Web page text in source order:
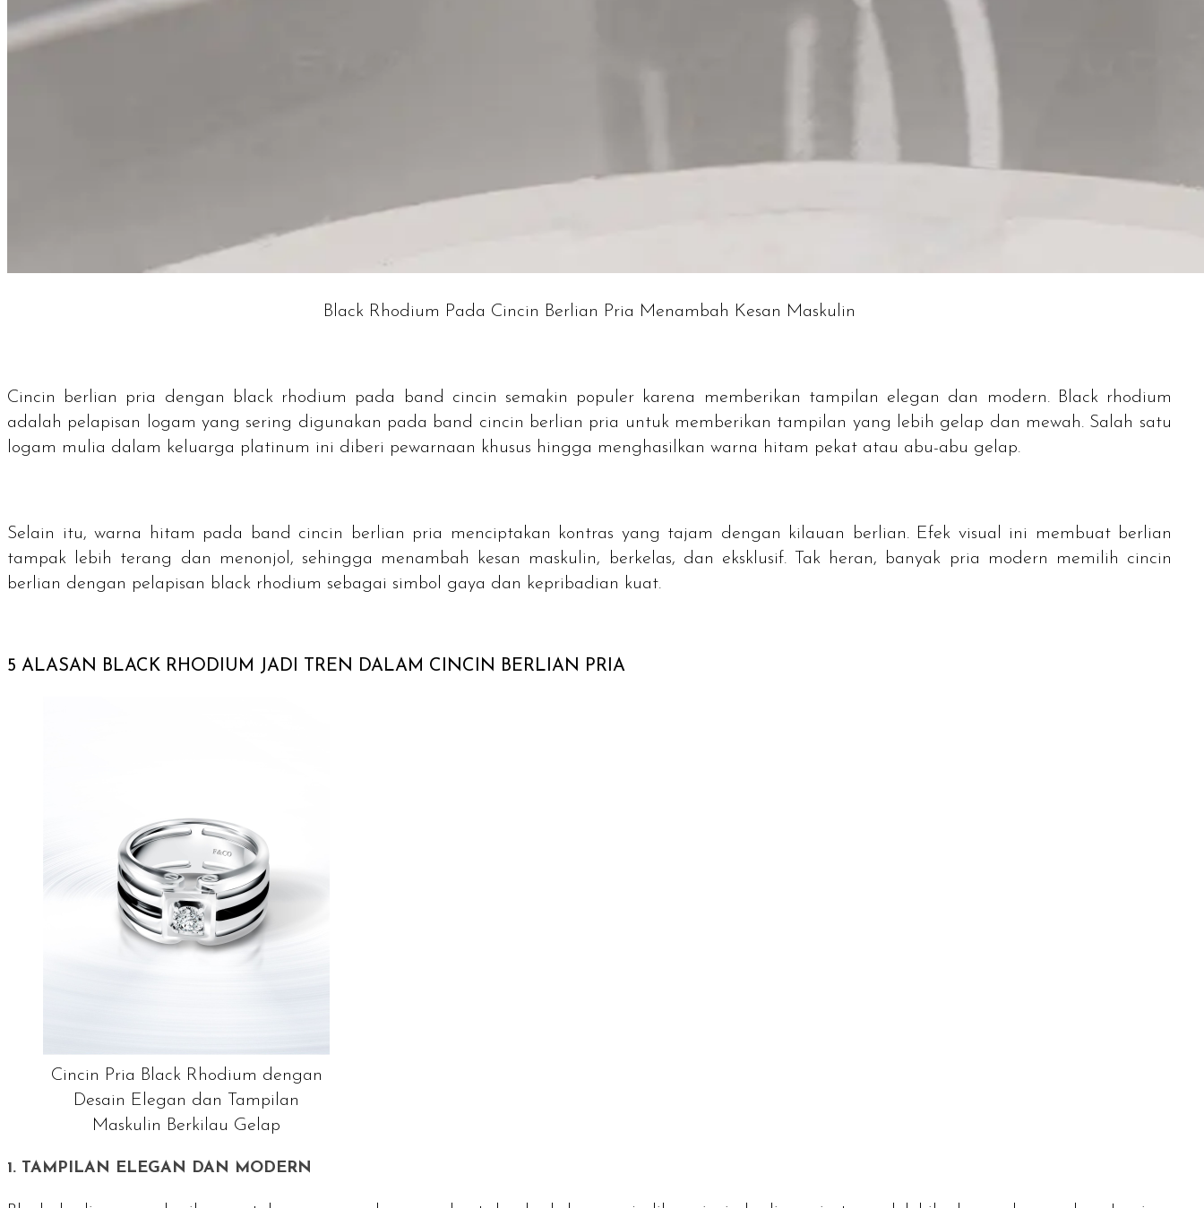
Black Rhodium Pada Cincin Berlian Pria Menambah Kesan Maskulin
Cincin berlian pria dengan black rhodium pada band cincin semakin populer karena memberikan tampilan elegan dan modern. Black rhodium
adalah pelapisan logam yang sering digunakan pada band cincin berlian pria untuk memberikan tampilan yang lebih gelap dan mewah. Salah satu
logam mulia dalam keluarga platinum ini diberi pewarnaan khusus hingga menghasilkan warna hitam pekat atau abu-abu gelap.
Selain itu, warna hitam pada band cincin berlian pria menciptakan kontras yang tajam dengan kilauan berlian. Efek visual ini membuat berlian
tampak lebih terang dan menonjol, sehingga menambah kesan maskulin, berkelas, dan eksklusif. Tak heran, banyak pria modern memilih cincin
berlian dengan pelapisan black rhodium sebagai simbol gaya dan kepribadian kuat.
5 ALASAN BLACK RHODIUM JADI TREN DALAM CINCIN BERLIAN PRIA
Cincin Pria Black Rhodium dengan
Desain Elegan dan Tampilan
Maskulin Berkilau Gelap
1. TAMPILAN ELEGAN DAN MODERN